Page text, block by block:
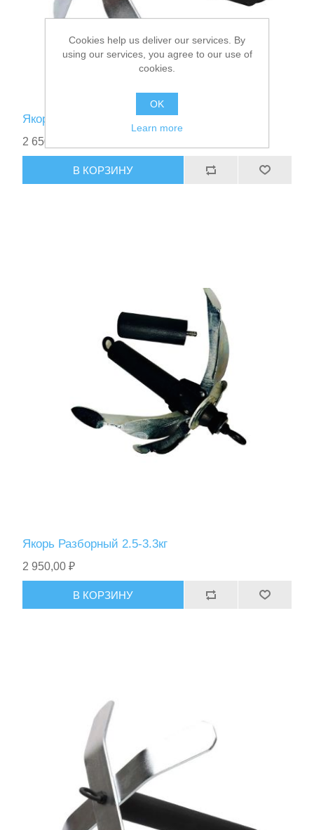
Якорь разборный 4.0кг
2 650,00 ₽
В КОРЗИНУ
Якорь Разборный 2.5-3.3кг
2 950,00 ₽
В КОРЗИНУ
Cookies help us deliver our services. By
using our services, you agree to our use of
cookies.
OK
Learn more